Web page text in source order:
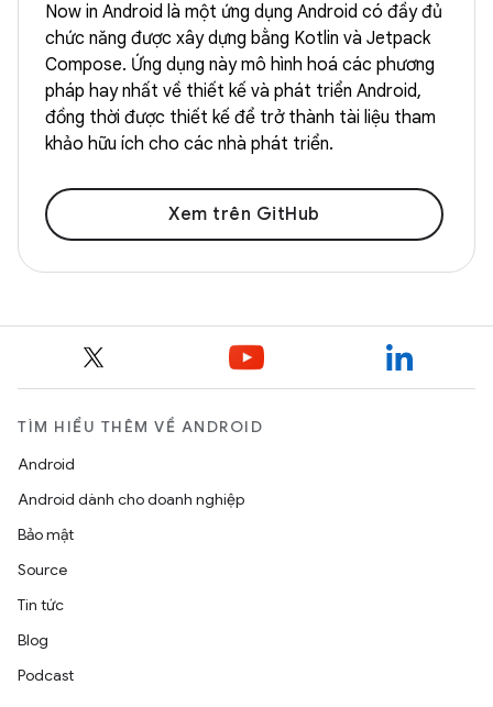
Now in Android là một ứng dụng Android có đầy đủ
chức năng được xây dựng bằng Kotlin và Jetpack
Compose. Ứng dụng này mô hình hoá các phương
pháp hay nhất về thiết kế và phát triển Android,
đồng thời được thiết kế để trở thành tài liệu tham
khảo hữu ích cho các nhà phát triển.
Xem trên GitHub
TÌM HIỂU THÊM VỀ ANDROID
Android
Android dành cho doanh nghiệp
Bảo mật
Source
Tin tức
Blog
Podcast